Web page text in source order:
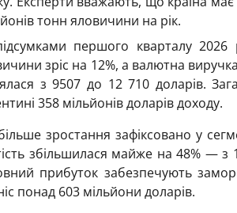
тонн яловичини на рік.
першого кварталу 2026
зріс на 12%, а валютна
з 9507 до 12 710 доларів.
358 мільйонів доларів доходу.
зростання зафіксовано у
збільшилася майже на 48% — з
прибуток забезпечують
понад 603 мільйони доларів.